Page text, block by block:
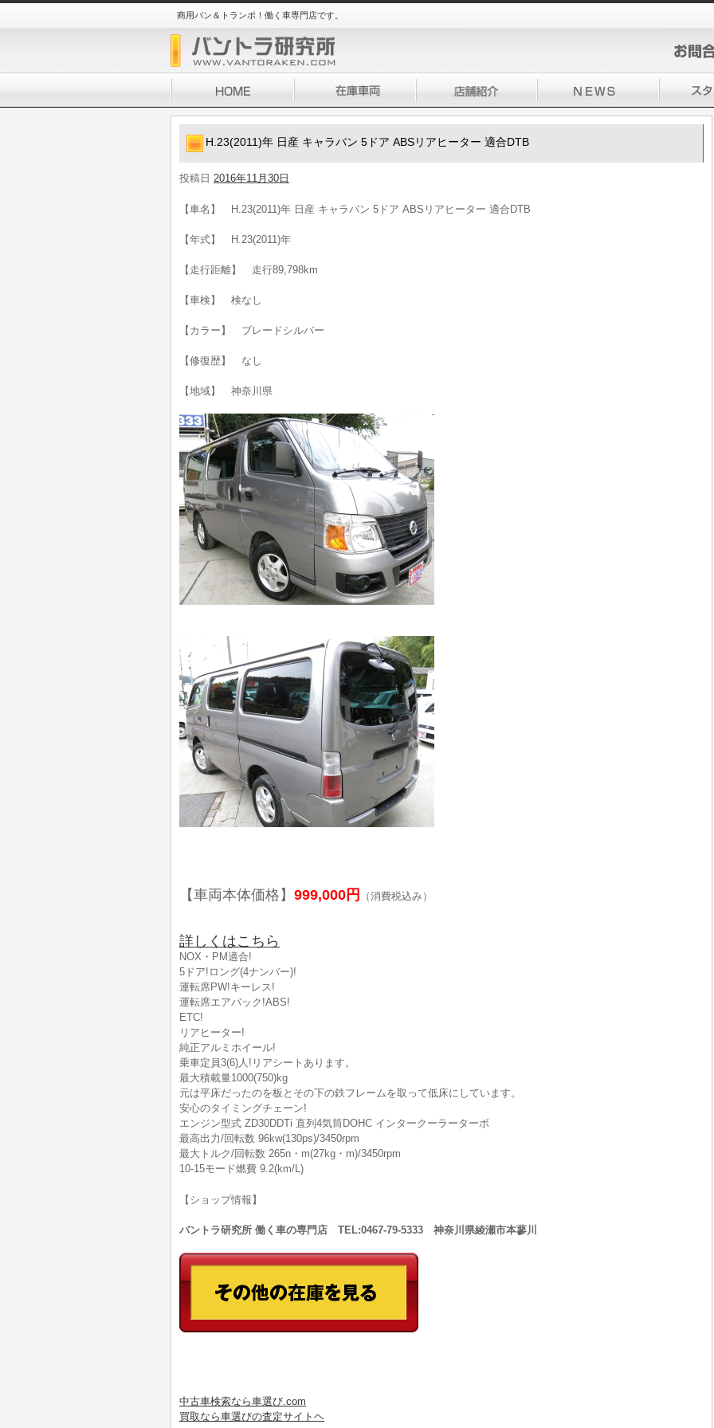
商用バン＆トランポ！働く車専門店です。
H.23(2011)年 日産 キャラバン 5ドア ABSリアヒーター 適合DTB
投稿日 2016年11月30日
【車名】 H.23(2011)年 日産 キャラバン 5ドア ABSリアヒーター 適合DTB
【年式】 H.23(2011)年
【走行距離】 走行89,798km
【車検】 検なし
【カラー】 ブレードシルバー
【修復歴】 なし
【地域】 神奈川県
【車両本体価格】 999,000円 （消費税込み）
詳しくはこちら
NOX・PM適合!
5ドア!ロング(4ナンバー)!
運転席PW!キーレス!
運転席エアバック!ABS!
ETC!
リアヒーター!
純正アルミホイール!
乗車定員3(6)人!リアシートあります。
最大積載量1000(750)kg
元は平床だったのを板とその下の鉄フレームを取って低床にしています。
安心のタイミングチェーン!
エンジン型式 ZD30DDTi 直列4気筒DOHC インタークーラーターボ
最高出力/回転数 96kw(130ps)/3450rpm
最大トルク/回転数 265n・m(27kg・m)/3450rpm
10-15モード燃費 9.2(km/L)
【ショップ情報】
バントラ研究所 働く車の専門店 TEL:0467-79-5333 神奈川県綾瀬市本蓼川
中古車検索なら車選び.com
買取なら車選びの査定サイトヘ